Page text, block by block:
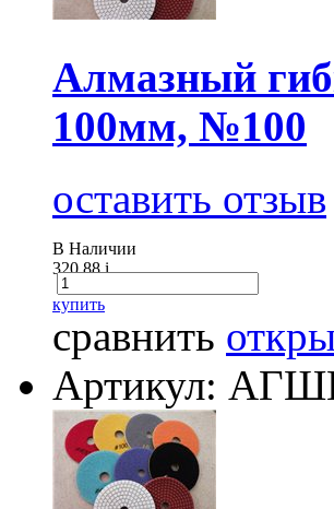
Алмазный
100мм, №100
оставить отзыв
В Наличии
320.88i
купить
сравнить
Артикул: